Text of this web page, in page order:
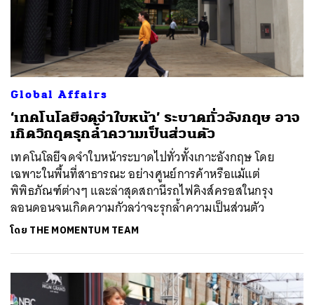
Global Affairs
‘เทคโนโลยีจดจำใบหน้า’ ระบาดทั่วอังกฤษ อาจ
เกิดวิกฤตรุกล้ำความเป็นส่วนตัว
เทคโนโลยีจดจำใบหน้าระบาดไปทั่วทั้งเกาะอังกฤษ โดย
เฉพาะในพื้นที่สาธารณะ อย่างศูนย์การค้าหรือแม้แต่
พิพิธภัณฑ์ต่างๆ และล่าสุดสถานีรถไฟคิงส์ครอสในกรุง
ลอนดอนจนเกิดความกัวลว่าจะรุกล้ำความเป็นส่วนตัว
โดย THE MOMENTUM TEAM